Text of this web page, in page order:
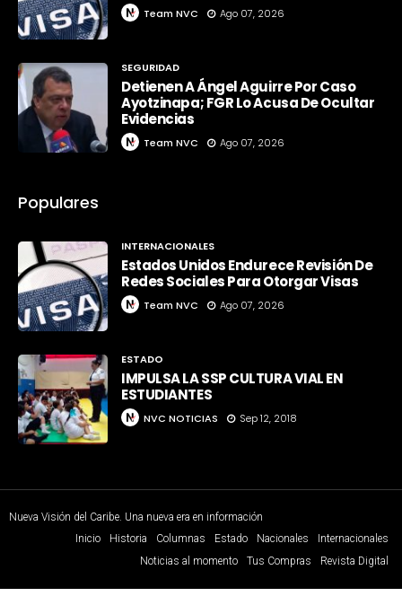
Team NVC Ago 07, 2026
SEGURIDAD
Detienen A Ángel Aguirre Por Caso
Ayotzinapa; FGR Lo Acusa De Ocultar
Evidencias
Team NVC Ago 07, 2026
Populares
INTERNACIONALES
Estados Unidos Endurece Revisión De
Redes Sociales Para Otorgar Visas
Team NVC Ago 07, 2026
ESTADO
IMPULSA LA SSP CULTURA VIAL EN
ESTUDIANTES
NVC NOTICIAS Sep 12, 2018
Nueva Visión del Caribe. Una nueva era en información
Inicio
Historia Columnas Estado Nacionales
Internacionales
Noticias al momento
Tus Compras Revista Digital